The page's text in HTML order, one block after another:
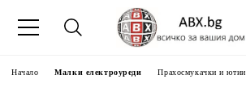
Начало Малки електроуреди Прахосмукачки и ютии